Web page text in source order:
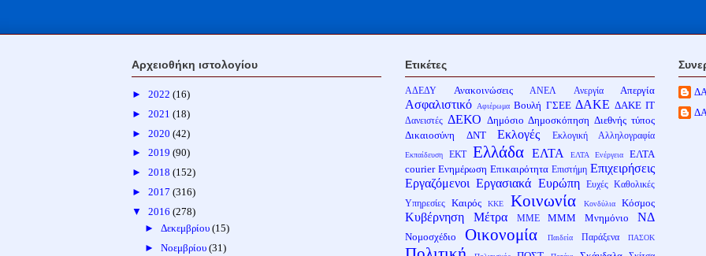
Αρχειοθήκη ιστολογίου
► 2022 (16)
► 2021 (18)
► 2020 (42)
► 2019 (90)
► 2018 (152)
► 2017 (316)
▼ 2016 (278)
► Δεκεμβρίου (15)
► Νοεμβρίου (31)
Ετικέτες
ΑΔΕΔΥ Ανακοινώσεις ΑΝΕΛ Ανεργία Απεργία
Ασφαλιστικό Αφιέρωμα Βουλή ΓΣΕΕ ΔΑΚΕ ΔΑΚΕ ΙΤ
Δανειστές ΔΕΚΟ Δημόσιο Δημοσκόπηση Διεθνής τύπος
Δικαιοσύνη
ΔΝΤ Εκλογές Εκλογική Αλληλογραφία
Εκπαίδευση ΕΚΤ Ελλάδα ΕΛΤΑ ΕΛΤΑ Ενέργεια
ΕΛΤΑ
courier Ενημέρωση Επικαιρότητα Επιστήμη Επιχειρήσεις
Εργαζόμενοι Εργασιακά Ευρώπη Ευχές Καθολικές
Υπηρεσίες
Καιρός ΚΚΕ Κοινωνία Κονδύλια Κόσμος
Κυβέρνηση Μέτρα ΜΜΕ ΜΜΜ Μνημόνιο ΝΔ
Νομοσχέδιο Οικονομία Παιδεία Παράξενα ΠΑΣΟΚ